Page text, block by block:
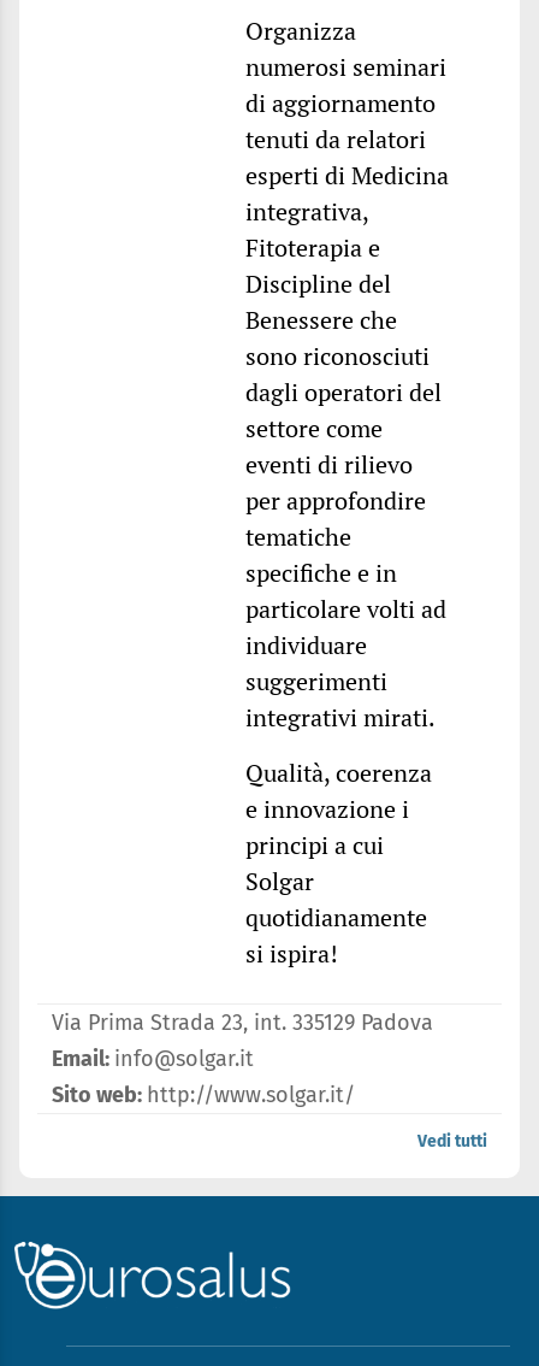
Organizza
numerosi seminari
di aggiornamento
tenuti da relatori
esperti di Medicina
integrativa,
Fitoterapia e
Discipline del
Benessere che
sono riconosciuti
dagli operatori del
settore come
eventi di rilievo
per approfondire
tematiche
specifiche e in
particolare volti ad
individuare
suggerimenti
integrativi mirati.
Qualità, coerenza
e innovazione i
principi a cui
Solgar
quotidianamente
si ispira!
Via Prima Strada 23, int. 335129 Padova
Email: info@solgar.it
Sito web: http://www.solgar.it/
Vedi tutti